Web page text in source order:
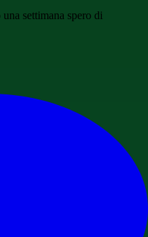
settimana spero di